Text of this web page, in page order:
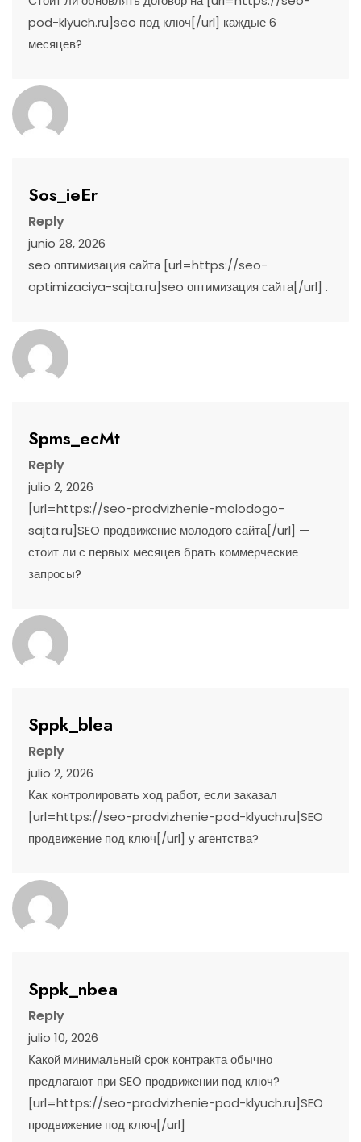
pod-klyuch.ru]seo под ключ[/url] каждые 6
месяцев?
Sos_ieEr
Reply
junio 28, 2026
seo оптимизация сайта [url=https://seo-
optimizaciya-sajta.ru]seo оптимизация сайта[/url] .
Spms_ecMt
Reply
julio 2, 2026
[url=https://seo-prodvizhenie-molodogo-
sajta.ru]SEO продвижение молодого сайта[/url] —
стоит ли с первых месяцев брать коммерческие
запросы?
Sppk_blea
Reply
julio 2, 2026
Как контролировать ход работ, если заказал
[url=https://seo-prodvizhenie-pod-klyuch.ru]SEO
продвижение под ключ[/url] у агентства?
Sppk_nbea
Reply
julio 10, 2026
Какой минимальный срок контракта обычно
предлагают при SEO продвижении под ключ?
[url=https://seo-prodvizhenie-pod-klyuch.ru]SEO
продвижение под ключ[/url]